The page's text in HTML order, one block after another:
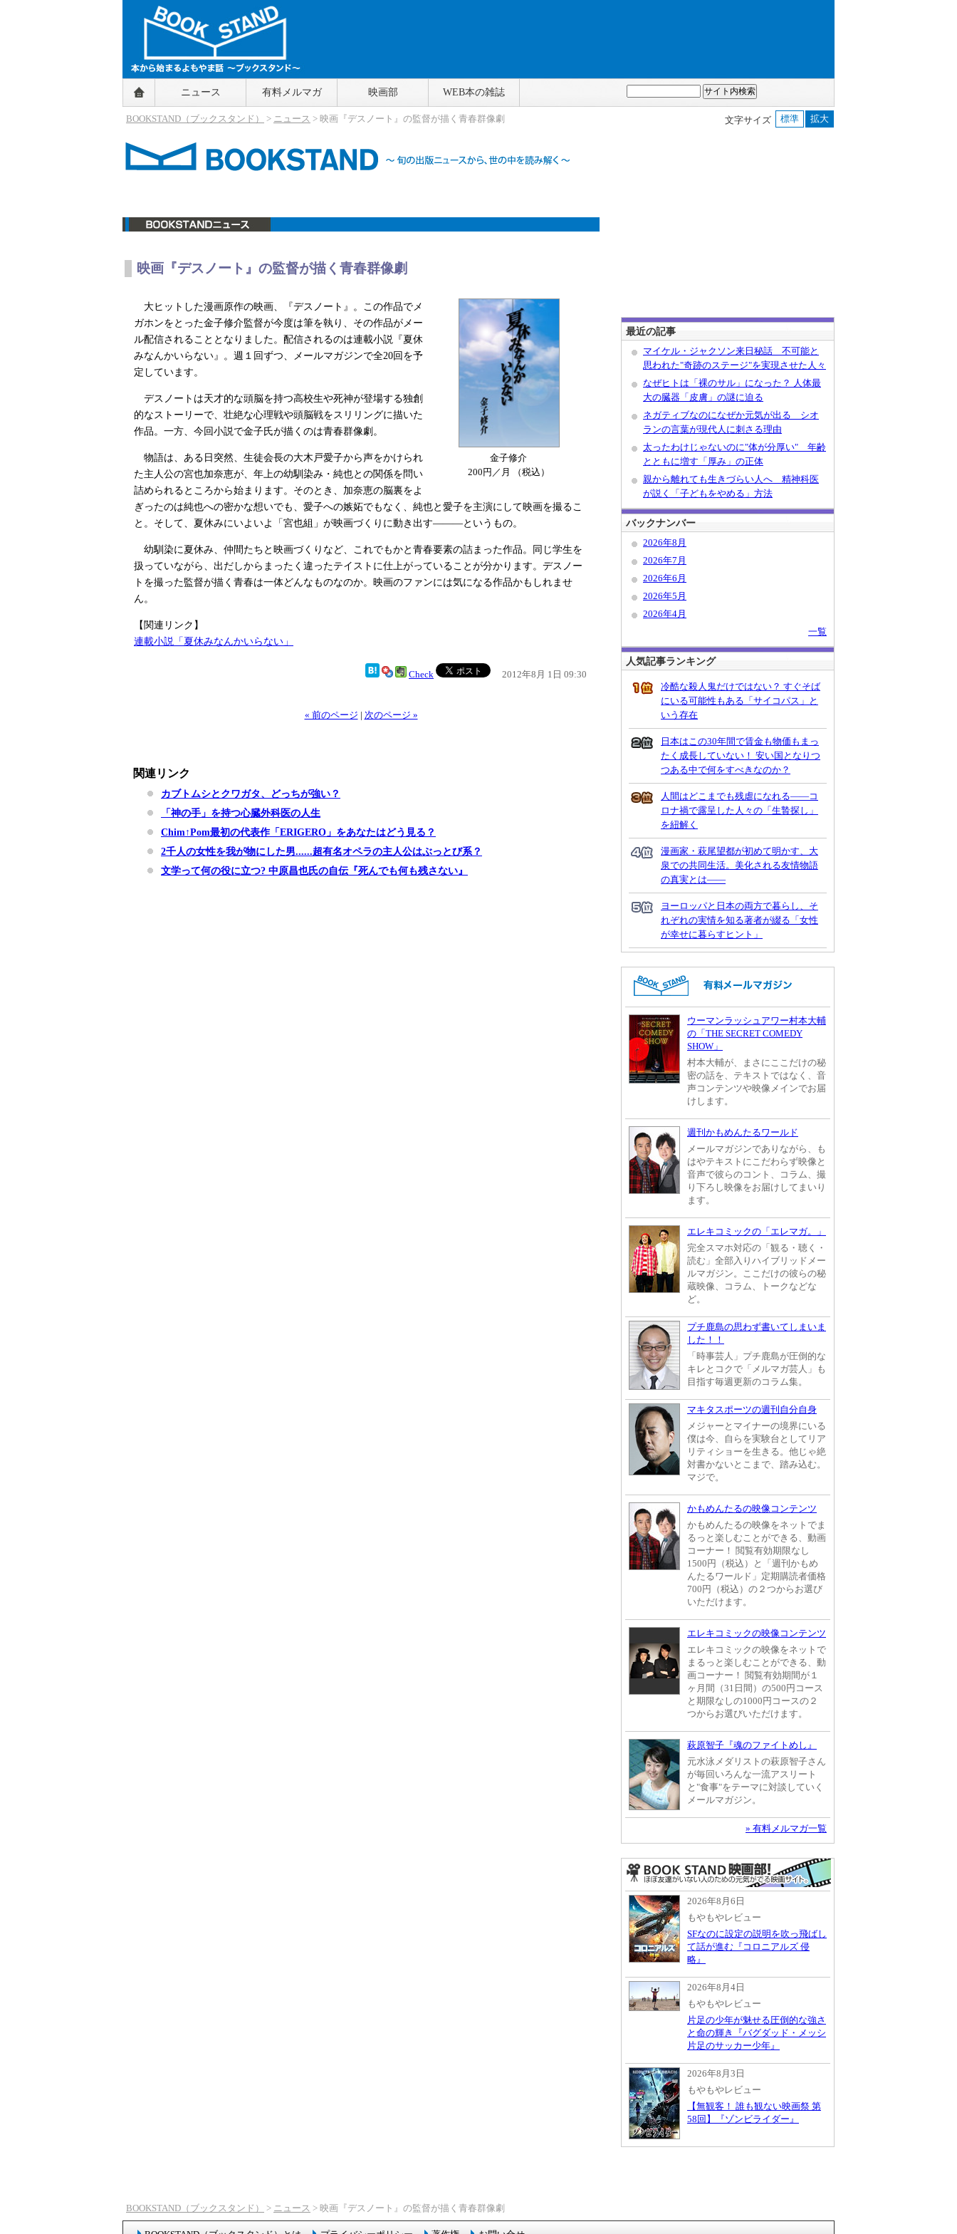
BOOKSTAND（ブックスタンド）
～本から始まるよもやま話～
BOOKSTAND（ブ
ニュース 有料メルマガ 映画部 WEB本の雑誌
文字サイズ 標準 拡大
BOOKSTAND（ブックスタンド） > ニュース > 映画『デスノート』の監督が描く青春群像劇
映画『デスノート』の監督が描く青春群像劇
金子修介
200円／月 （税込）
大ヒットした漫画原作の映画、『デスノート』。この作品でメ
ガホンをとった金子修介監督が今度は筆を執り、その作品がメー
ル配信されることとなりました。配信されるのは連載小説『夏休
みなんかいらない』。週１回ずつ、メールマガジンで全20回を予
定しています。
デスノートは天才的な頭脳を持つ高校生や死神が登場する独創
的なストーリーで、壮絶な心理戦や頭脳戦をスリリングに描いた
作品。一方、今回小説で金子氏が描くのは青春群像劇。
物語は、ある日突然、生徒会長の大木戸愛子から声をかけられ
た主人公の宮也加奈恵が、年上の幼馴染み・純也との関係を問い
詰められるところから始まります。そのとき、加奈恵の脳裏をよ
ぎったのは純也への密かな想いでも、愛子への嫉妬でもなく、純也と愛子を主演にして映画を撮るこ
と。そして、夏休みにいよいよ「宮也組」が映画づくりに動き出す―――というもの。
幼馴染に夏休み、仲間たちと映画づくりなど、これでもかと青春要素の詰まった作品。同じ学生を
扱っていながら、出だしからまったく違ったテイストに仕上がっていることが分かります。デスノー
トを撮った監督が描く青春は一体どんなものなのか。映画のファンには気になる作品かもしれませ
ん。
【関連リンク】
連載小説「夏休みなんかいらない」
Check 2012年8月 1日 09:30
« 前のページ | 次のページ »
関連リンク
カブトムシとクワガタ、どっちが強い？
「神の手」を持つ心臓外科医の人生
Chim↑Pom最初の代表作「ERIGERO」をあなたはどう見る？
2千人の女性を我が物にした男......超有名オペラの主人公はぶっとび系？
文学って何の役に立つ? 中原昌也氏の自伝『死んでも何も残さない』
最近の記事
マイケル・ジャクソン来日秘話 不可能と
思われた"奇跡のステージ"を実現させた人々
なぜヒトは「裸のサル」になった？ 人体最
大の臓器「皮膚」の謎に迫る
ネガティブなのになぜか元気が出る シオ
ランの言葉が現代人に刺さる理由
太ったわけじゃないのに"体が分厚い" 年齢
とともに増す「厚み」の正体
親から離れても生きづらい人へ 精神科医
が説く「子どもをやめる」方法
バックナンバー
2026年8月
2026年7月
2026年6月
2026年5月
2026年4月
一覧
人気記事ランキング
冷酷な殺人鬼だけではない？ すぐそば
にいる可能性もある「サイコパス」と
いう存在
日本はこの30年間で賃金も物価もまっ
たく成長していない！ 安い国となりつ
つある中で何をすべきなのか？
人間はどこまでも残虐になれる――コ
ロナ禍で露呈した人々の「生贄探し」
を紐解く
漫画家・萩尾望都が初めて明かす、大
泉での共同生活。美化される友情物語
の真実とは――
ヨーロッパと日本の両方で暮らし、そ
れぞれの実情を知る著者が綴る「女性
が幸せに暮らすヒント」
ウーマンラッシュアワー村本大輔
の「THE SECRET COMEDY
SHOW」
村本大輔が、まさにここだけの秘
密の話を、テキストではなく、音
声コンテンツや映像メインでお届
けします。
週刊かもめんたるワールド
メールマガジンでありながら、も
はやテキストにこだわらず映像と
音声で彼らのコント、コラム、撮
り下ろし映像をお届けしてまいり
ます。
エレキコミックの「エレマガ。」
完全スマホ対応の「観る・聴く・
読む」全部入りハイブリッドメー
ルマガジン。ここだけの彼らの秘
蔵映像、コラム、トークなどな
ど。
プチ鹿島の思わず書いてしまいま
した！！
「時事芸人」プチ鹿島が圧倒的な
キレとコクで「メルマガ芸人」も
目指す毎週更新のコラム集。
マキタスポーツの週刊自分自身
メジャーとマイナーの境界にいる
僕は今、自らを実験台としてリア
リティショーを生きる。他じゃ絶
対書かないとこまで、踏み込む。
マジで。
かもめんたるの映像コンテンツ
かもめんたるの映像をネットでま
るっと楽しむことができる、動画
コーナー！ 閲覧有効期限なし
1500円（税込）と「週刊かもめ
んたるワールド」定期購読者価格
700円（税込）の２つからお選び
いただけます。
エレキコミックの映像コンテンツ
エレキコミックの映像をネットで
まるっと楽しむことができる、動
画コーナー！ 閲覧有効期間が１
ヶ月間（31日間）の500円コース
と期限なしの1000円コースの２
つからお選びいただけます。
萩原智子『魂のファイトめし』
元水泳メダリストの萩原智子さん
が毎回いろんな一流アスリート
と"食事"をテーマに対談していく
メールマガジン。
» 有料メルマガ一覧
2026年8月6日
もやもやレビュー
SFなのに設定の説明を吹っ飛ばし
て話が進む『コロニアルズ 侵
略』
2026年8月4日
もやもやレビュー
片足の少年が魅せる圧倒的な強さ
と命の輝き『バグダッド・メッシ
片足のサッカー少年』
2026年8月3日
もやもやレビュー
【無観客！ 誰も観ない映画祭 第
58回】『ゾンビライダー』
BOOKSTAND（ブックスタンド） > ニュース > 映画『デスノート』の監督が描く青春群像劇